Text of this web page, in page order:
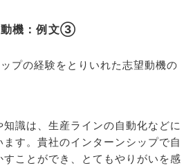
動機：例文③
プの経験をとりいれた志望動機の
識は、生産ラインの自動化などに
す。貴社のインターンシップで自
ことができ、とてもやりがいを感